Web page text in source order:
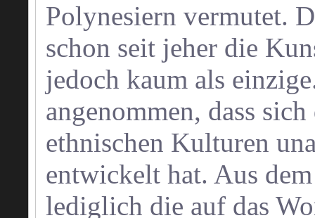
Polynesiern vermutet.
schon seit jeher die
jedoch kaum als
angenommen, dass
ethnischen Kulturen
entwickelt hat. Aus
lediglich die auf das